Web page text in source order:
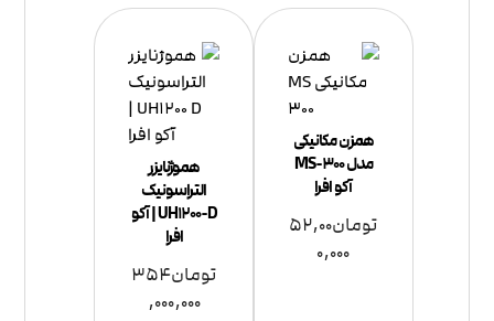
همزن مکانیکی
مدل MS-300
آکو افرا
تومان52,00
0,000
هموژنایزر
التراسونیک
UH1200-D | آکو
افرا
تومان354
,000,000